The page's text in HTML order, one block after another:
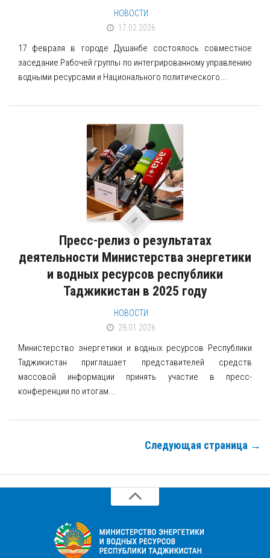
НОВОСТИ
17.02.2026
17 февраля в городе Душанбе состоялось совместное
заседание Рабочей группы по интегрированному управлению
водными ресурсами и Национального политического...
Пресс-релиз о результатах
деятельности Министерства энергетики
и водных ресурсов республики
Таджикистан в 2025 году
НОВОСТИ
28.01.2026
Министерство энергетики и водных ресурсов Республики
Таджикистан приглашает представителей средств
массовой информации принять участие в пресс-
конференции по итогам...
Следующая страница →